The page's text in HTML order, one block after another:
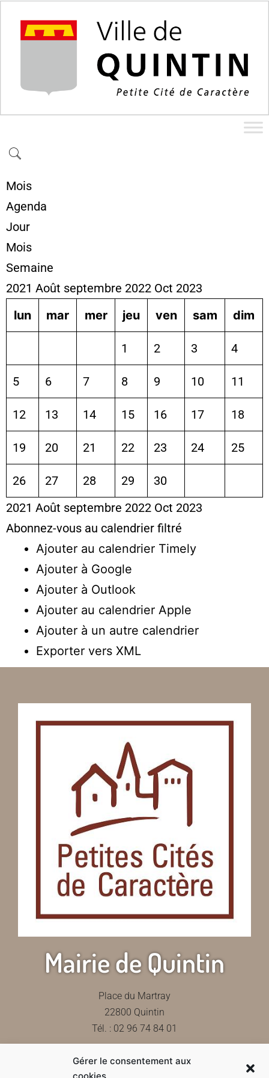
Gérer le consentement aux
Mois
Agenda
Jour
Mois
Semaine
2021 Août septembre 2022 Oct 2023
lun
mar mer jeu ven sam dim
1 2 3 4
5 6 7 8 9 10 11
12 13 14 15 16 17 18
19 20 21 22 23 24 25
26 27 28 29
30
2021 Août septembre 2022 Oct 2023
Abonnez-vous au calendrier filtré
Ajouter au calendrier Timely
Ajouter à Google
Ajouter à Outlook
Ajouter au calendrier Apple
Ajouter à un autre calendrier
Exporter vers XML
Mairie de Quintin
Place du Martray
22800 Quintin
Tél. : 02 96 74 84 01
Contactez-nous